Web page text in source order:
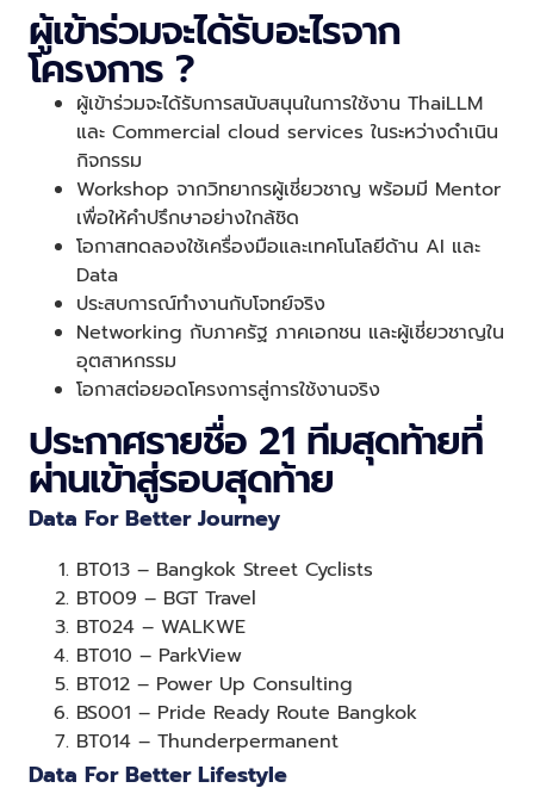
ผู้เข้าร่วมจะได้รับอะไรจาก
โครงการ ?
ผู้เข้าร่วมจะได้รับการสนับสนุนในการใช้งาน ThaiLLM
และ Commercial cloud services ในระหว่างดำเนิน
กิจกรรม
Workshop จากวิทยากรผู้เชี่ยวชาญ พร้อมมี Mentor
เพื่อให้คำปรึกษาอย่างใกล้ชิด
โอกาสทดลองใช้เครื่องมือและเทคโนโลยีด้าน AI และ
Data
ประสบการณ์ทำงานกับโจทย์จริง
Networking กับภาครัฐ ภาคเอกชน และผู้เชี่ยวชาญใน
อุตสาหกรรม
โอกาสต่อยอดโครงการสู่การใช้งานจริง
ประกาศรายชื่อ 21 ทีมสุดท้ายที่
ผ่านเข้าสู่รอบสุดท้าย
Data For Better Journey
BT013 – Bangkok Street Cyclists
BT009 – BGT Travel
BT024 – WALKWE
BT010 – ParkView
BT012 – Power Up Consulting
BS001 – Pride Ready Route Bangkok
BT014 – Thunderpermanent
Data For Better Lifestyle